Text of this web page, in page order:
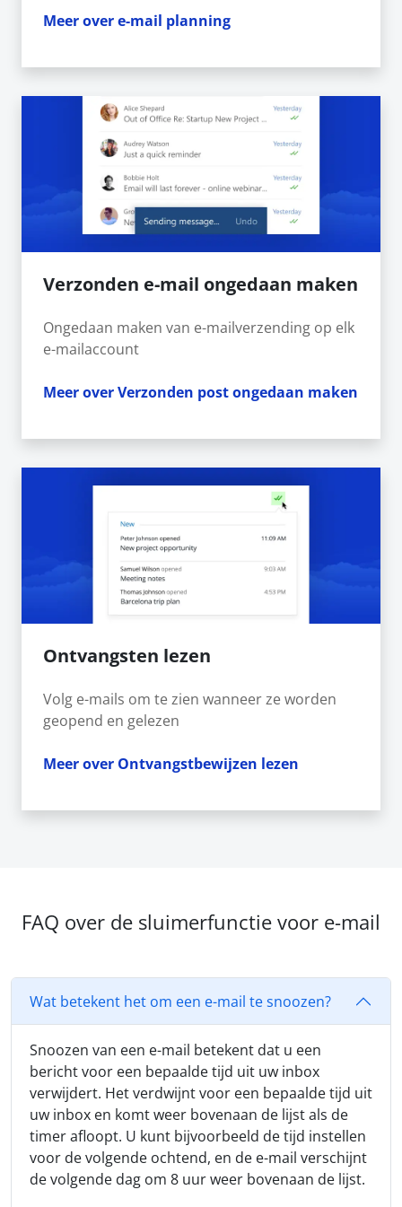
Meer over e-mail planning
Verzonden e-mail ongedaan maken
Ongedaan maken van e-mailverzending op elk
e-mailaccount
Meer over Verzonden post ongedaan maken
Ontvangsten lezen
Volg e-mails om te zien wanneer ze worden
geopend en gelezen
Meer over Ontvangstbewijzen lezen
FAQ over de sluimerfunctie voor e-mail
Wat betekent het om een e-mail te snoozen?
Snoozen van een e-mail betekent dat u een
bericht voor een bepaalde tijd uit uw inbox
verwijdert. Het verdwijnt voor een bepaalde tijd uit
uw inbox en komt weer bovenaan de lijst als de
timer afloopt. U kunt bijvoorbeeld de tijd instellen
voor de volgende ochtend, en de e-mail verschijnt
de volgende dag om 8 uur weer bovenaan de lijst.